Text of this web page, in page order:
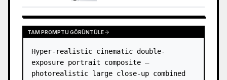
TAM PROMPTU GÖRÜNTÜLE
Hyper-realistic cinematic double-
exposure portrait composite —
photorealistic large close-up combined